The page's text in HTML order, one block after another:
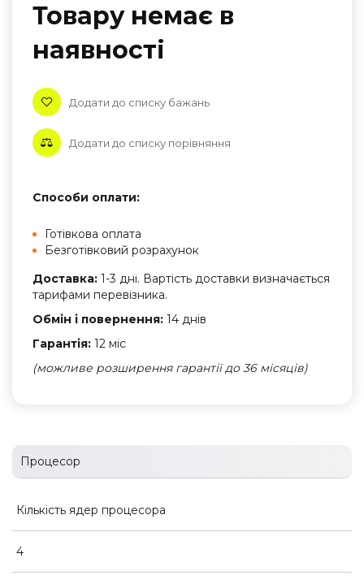
Товару немає в
наявностi
Додати до списку бажань
Додати до списку порівняння
Способи оплати:
Готівкова оплата
Безготівковий розрахунок
Доставка: 1-3 дні. Вартість доставки визначається
тарифами перевізника.
Обмін і повернення: 14 днів
Гарантія: 12 міс
(можливе розширення гарантії до 36 місяців)
Процесор
Кількість ядер процесора
4